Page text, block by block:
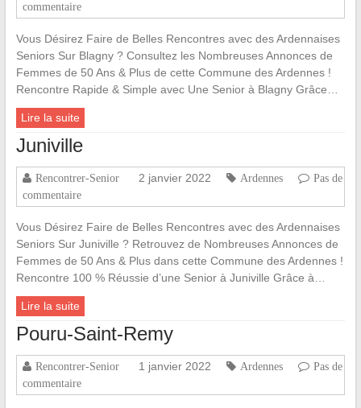
commentaire
Vous Désirez Faire de Belles Rencontres avec des Ardennaises
Seniors Sur Blagny ? Consultez les Nombreuses Annonces de
Femmes de 50 Ans & Plus de cette Commune des Ardennes !
Rencontre Rapide & Simple avec Une Senior à Blagny Grâce…
Lire la suite
Juniville
Rencontrer-Senior 2 janvier 2022 Ardennes
Pas de
commentaire
Vous Désirez Faire de Belles Rencontres avec des Ardennaises
Seniors Sur Juniville ? Retrouvez de Nombreuses Annonces de
Femmes de 50 Ans & Plus dans cette Commune des Ardennes !
Rencontre 100 % Réussie d’une Senior à Juniville Grâce à…
Lire la suite
Pouru-Saint-Remy
Rencontrer-Senior 1 janvier 2022 Ardennes
Pas de
commentaire